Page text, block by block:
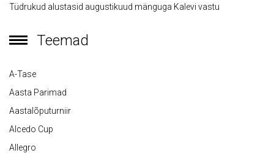
Tüdrukud alustasid augustikuud mänguga Kalevi vastu
Teemad
A-Tase
Aasta Parimad
Aastalõputurniir
Alcedo Cup
Allegro